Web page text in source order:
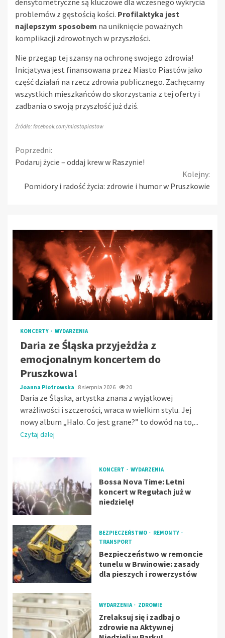
problemów z gęstością kości. Profilaktyka jest
najlepszym sposobem na uniknięcie poważnych
komplikacji zdrowotnych w przyszłości.
Nie przegap tej szansy na ochronę swojego zdrowia!
Inicjatywa jest finansowana przez Miasto Piastów jako
część działań na rzecz zdrowia publicznego. Zachęcamy
wszystkich mieszkańców do skorzystania z tej oferty i
zadbania o swoją przyszłość już dziś.
Źródło: facebook.com/miastopiastow
Continue
Reading
Poprzedni:
Podaruj życie – oddaj krew w Raszynie!
Kolejny:
Pomidory i radość życia: zdrowie i humor w Pruszkowie
KONCERTY WYDARZENIA
Daria ze Śląska przyjeżdża z
emocjonalnym koncertem do
Pruszkowa!
Joanna Piotrowska 8 sierpnia 2026 20
Daria ze Śląska, artystka znana z wyjątkowej
wrażliwości i szczerości, wraca w wielkim stylu. Jej
nowy album „Halo. Co jest grane?” to dowód na to,...
Czytaj dalej
KONCERT WYDARZENIA
Bossa Nova Time: Letni
koncert w Regułach już w
niedzielę!
BEZPIECZEŃSTWO
REMONTY
TRANSPORT
Bezpieczeństwo w remoncie
tunelu w Brwinowie: zasady
dla pieszych i rowerzystów
WYDARZENIA ZDROWIE
Zrelaksuj się i zadbaj o
zdrowie na Aktywnej